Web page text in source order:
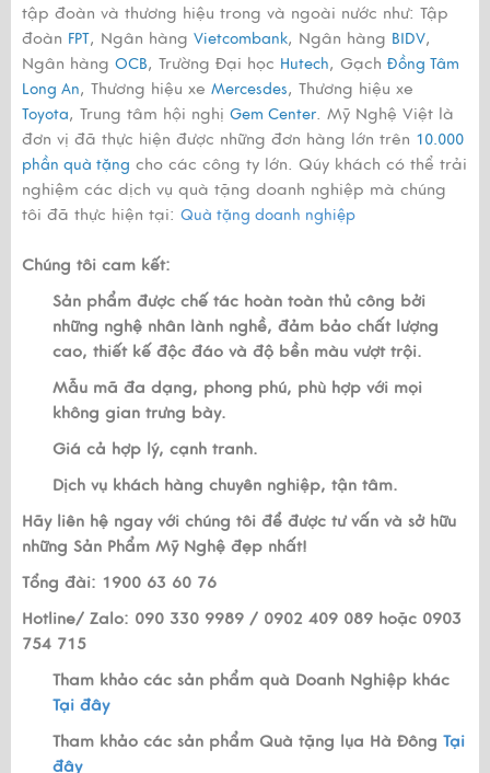
tập đoàn và thương hiệu trong và ngoài nước như: Tập
đoàn FPT, Ngân hàng Vietcombank, Ngân hàng BIDV,
Ngân hàng OCB, Trường Đại học Hutech, Gạch Đồng Tâm
Long An, Thương hiệu xe Mercesdes, Thương hiệu xe
Toyota, Trung tâm hội nghị Gem Center. Mỹ Nghệ Việt là
đơn vị đã thực hiện được những đơn hàng lớn trên 10.000
phần quà tặng cho các công ty lớn. Qúy khách có thể trải
nghiệm các dịch vụ quà tặng doanh nghiệp mà chúng
tôi đã thực hiện tại: Quà tặng doanh nghiệp
Chúng tôi cam kết:
Sản phẩm được chế tác hoàn toàn thủ công bởi
những nghệ nhân lành nghề, đảm bảo chất lượng
cao, thiết kế độc đáo và độ bền màu vượt trội.
Mẫu mã đa dạng, phong phú, phù hợp với mọi
không gian trưng bày.
Giá cả hợp lý, cạnh tranh.
Dịch vụ khách hàng chuyên nghiệp, tận tâm.
Hãy liên hệ ngay với chúng tôi để được tư vấn và sở hữu
những Sản Phẩm Mỹ Nghệ đẹp nhất!
Tổng đài: 1900 63 60 76
Hotline/ Zalo: 090 330 9989 / 0902 409 089 hoặc 0903
754 715
Tham khảo các sản phẩm quà Doanh Nghiệp khác
Tại đây
Tham khảo các sản phẩm Quà tặng lụa Hà Đông Tại
đây